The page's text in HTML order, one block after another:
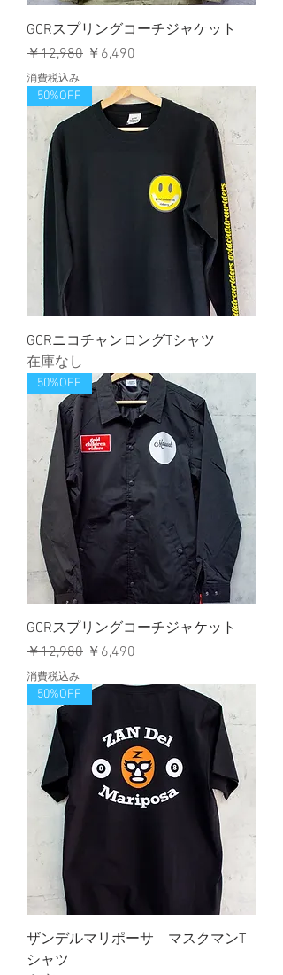
GCRスプリングコーチジャケット
通常価格
￥12,980 セール価格
￥6,490
消費税込み
50%OFF
GCRニコチャンロングTシャツ
在庫なし
50%OFF
GCRスプリングコーチジャケット
通常価格
￥12,980 セール価格
￥6,490
消費税込み
50%OFF
ザンデルマリポーサ マスクマンT
シャツ